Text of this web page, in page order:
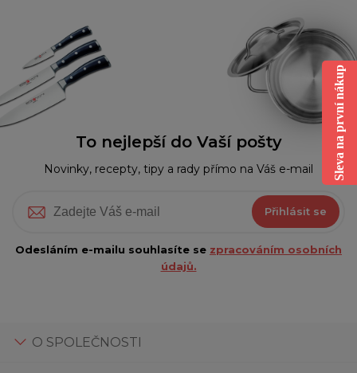
To nejlepší do Vaší pošty
Novinky, recepty, tipy a rady přímo na Váš e-mail
Přihlásit se
Odesláním e-mailu souhlasíte se zpracováním osobních
údajů.
O SPOLEČNOSTI
Sleva na první nákup